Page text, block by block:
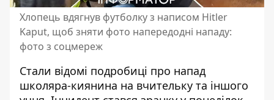
Хлопець вдягнув футболку з написом Hitler
Kaput, щоб зняти фото напередодні нападу:
фото з соцмереж
Стали відомі подробиці про напад
школяра-киянина на вчительку та іншого